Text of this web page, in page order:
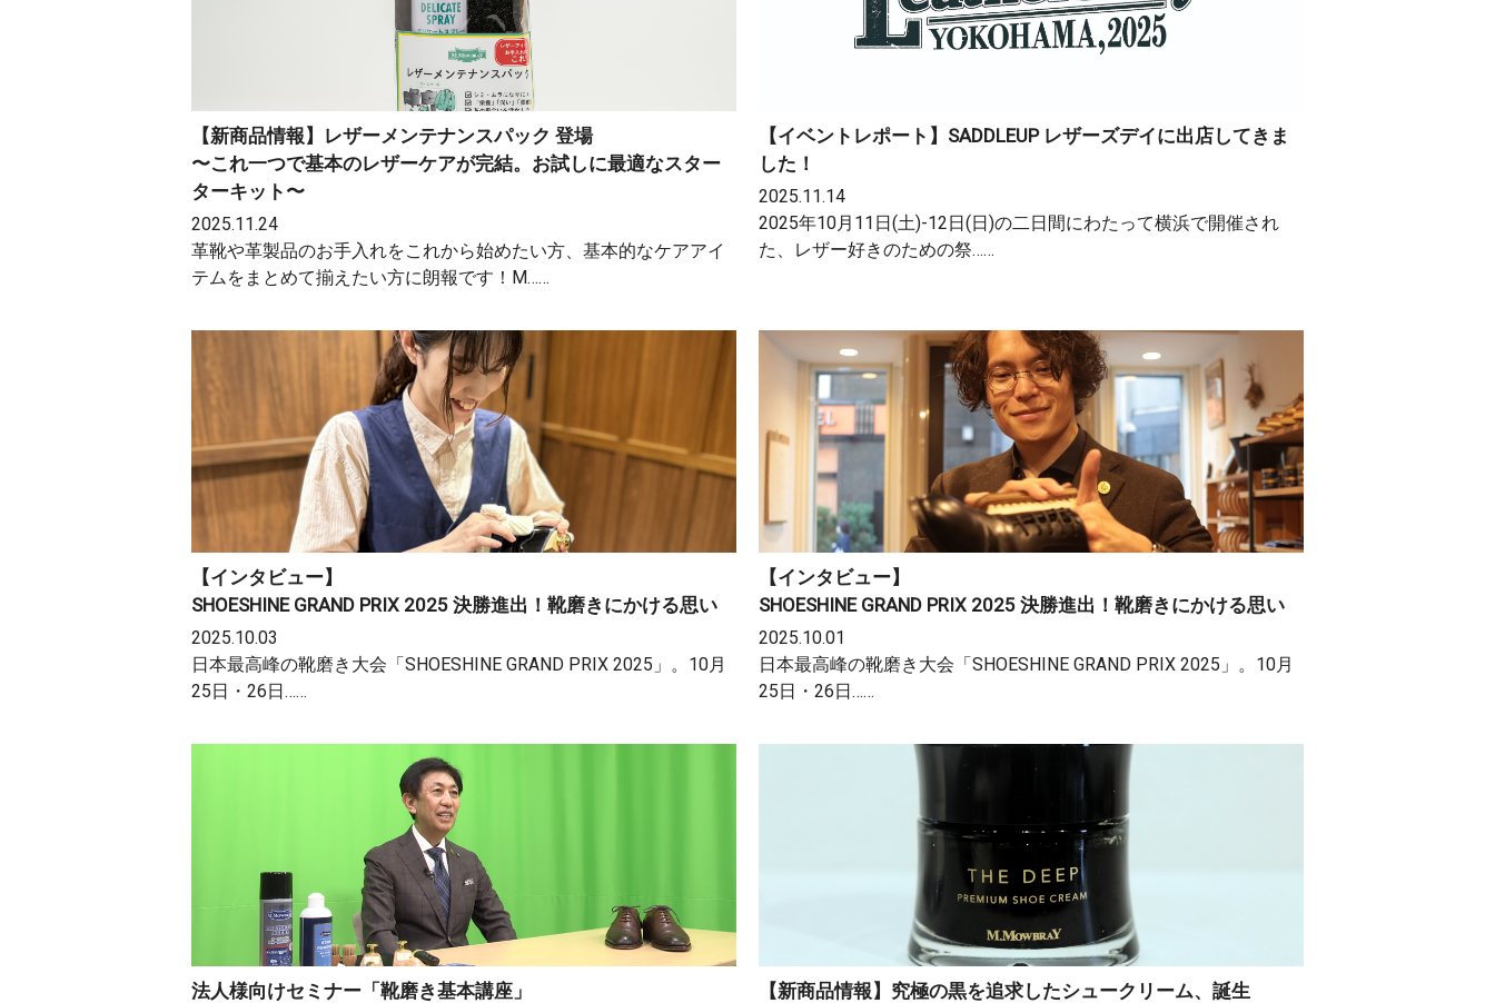
【新商品情報】レザーメンテナンスパック 登場
〜これ一つで基本のレザーケアが完結。お試しに最適なスター
ターキット〜
2025.11.24
革靴や革製品のお手入れをこれから始めたい方、基本的なケアアイ
テムをまとめて揃えたい方に朗報です！M……
【イベントレポート】SADDLEUP レザーズデイに出店してきま
した！
2025.11.14
2025年10月11日(土)-12日(日)の二日間にわたって横浜で開催され
た、レザー好きのための祭……
【インタビュー】
SHOESHINE GRAND PRIX 2025 決勝進出！靴磨きにかける思い
2025.10.03
日本最高峰の靴磨き大会「SHOESHINE GRAND PRIX 2025」。10月
25日・26日……
【インタビュー】
SHOESHINE GRAND PRIX 2025 決勝進出！靴磨きにかける思い
2025.10.01
日本最高峰の靴磨き大会「SHOESHINE GRAND PRIX 2025」。10月
25日・26日……
法人様向けセミナー「靴磨き基本講座」
【新商品情報】究極の黒を追求したシュークリーム、誕生